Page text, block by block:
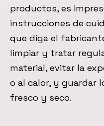
productos, es
instrucciones de
que diga el
limpiar y tratar
material, evitar la
o al calor, y guardar
fresco y seco.